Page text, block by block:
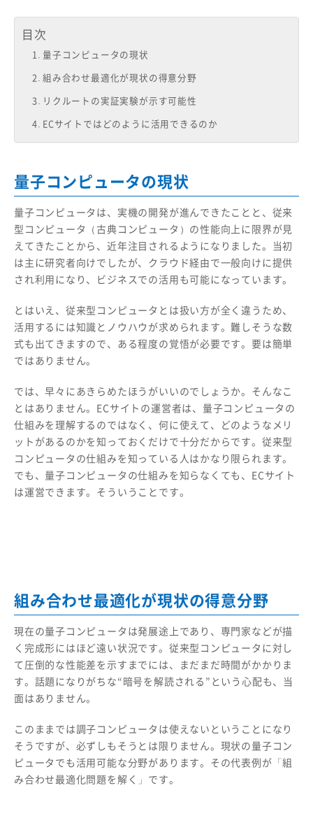
目次
量子コンピュータの現状
組み合わせ最適化が現状の得意分野
リクルートの実証実験が示す可能性
ECサイトではどのように活用できるのか
量子コンピュータの現状
量子コンピュータは、実機の開発が進んできたことと、従来
型コンピュータ（古典コンピュータ）の性能向上に限界が見
えてきたことから、近年注目されるようになりました。当初
は主に研究者向けでしたが、クラウド経由で一般向けに提供
され利用になり、ビジネスでの活用も可能になっています。
とはいえ、従来型コンピュータとは扱い方が全く違うため、
活用するには知識とノウハウが求められます。難しそうな数
式も出てきますので、ある程度の覚悟が必要です。要は簡単
ではありません。
では、早々にあきらめたほうがいいのでしょうか。そんなこ
とはありません。ECサイトの運営者は、量子コンピュータの
仕組みを理解するのではなく、何に使えて、どのようなメリ
ットがあるのかを知っておくだけで十分だからです。従来型
コンピュータの仕組みを知っている人はかなり限られます。
でも、量子コンピュータの仕組みを知らなくても、ECサイト
は運営できます。そういうことです。
組み合わせ最適化が現状の得意分野
現在の量子コンピュータは発展途上であり、専門家などが描
く完成形にはほど遠い状況です。従来型コンピュータに対し
て圧倒的な性能差を示すまでには、まだまだ時間がかかりま
す。話題になりがちな“暗号を解読される”という心配も、当
面はありません。
このままでは調子コンピュータは使えないということになり
そうですが、必ずしもそうとは限りません。現状の量子コン
ピュータでも活用可能な分野があります。その代表例が「組
み合わせ最適化問題を解く」です。